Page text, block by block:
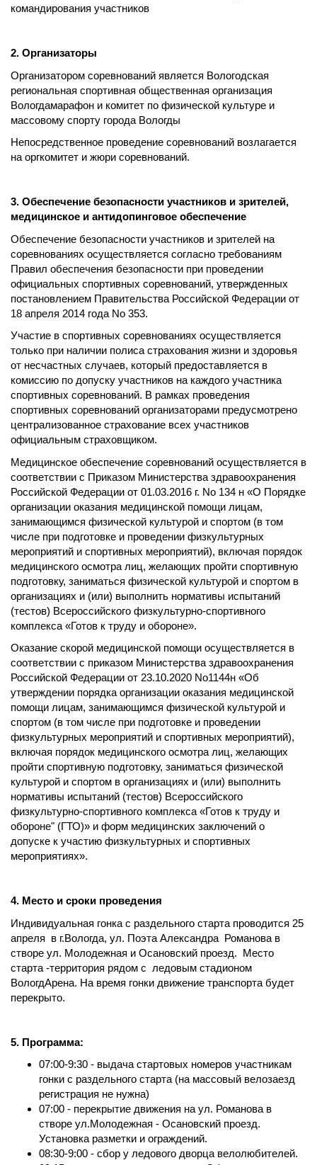
командирования участников
2. Организаторы
Организатором соревнований является Вологодская
региональная спортивная общественная организация
Вологдамарафон и комитет по физической культуре и
массовому спорту города Вологды
Непосредственное проведение соревнований возлагается
на оргкомитет и жюри соревнований.
3. Обеспечение безопасности участников и зрителей,
медицинское и антидопинговое обеспечение
Обеспечение безопасности участников и зрителей на
соревнованиях осуществляется согласно требованиям
Правил обеспечения безопасности при проведении
официальных спортивных соревнований, утвержденных
постановлением Правительства Российской Федерации от
18 апреля 2014 года No 353.
Участие в спортивных соревнованиях осуществляется
только при наличии полиса страхования жизни и здоровья
от несчастных случаев, который предоставляется в
комиссию по допуску участников на каждого участника
спортивных соревнований. В рамках проведения
спортивных соревнований организаторами предусмотрено
централизованное страхование всех участников
официальным страховщиком.
Медицинское обеспечение соревнований осуществляется в
соответствии с Приказом Министерства здравоохранения
Российской Федерации от 01.03.2016 г. No 134 н «О Порядке
организации оказания медицинской помощи лицам,
занимающимся физической культурой и спортом (в том
числе при подготовке и проведении физкультурных
мероприятий и спортивных мероприятий), включая порядок
медицинского осмотра лиц, желающих пройти спортивную
подготовку, заниматься физической культурой и спортом в
организациях и (или) выполнить нормативы испытаний
(тестов) Всероссийского физкультурно-спортивного
комплекса «Готов к труду и обороне».
Оказание скорой медицинской помощи осуществляется в
соответствии с приказом Министерства здравоохранения
Российской Федерации от 23.10.2020 No1144н «Об
утверждении порядка организации оказания медицинской
помощи лицам, занимающимся физической культурой и
спортом (в том числе при подготовке и проведении
физкультурных мероприятий и спортивных мероприятий),
включая порядок медицинского осмотра лиц, желающих
пройти спортивную подготовку, заниматься физической
культурой и спортом в организациях и (или) выполнить
нормативы испытаний (тестов) Всероссийского
физкультурно-спортивного комплекса «Готов к труду и
обороне" (ГТО)» и форм медицинских заключений о
допуске к участию физкультурных и спортивных
мероприятиях».
4. Место и сроки проведения
Индивидуальная гонка с раздельного старта проводится 25
апреля в г.Вологда, ул. Поэта Александра Романова в
створе ул. Молодежная и Осановский проезд. Место
старта -территория рядом с ледовым стадионом
ВологдАрена. На время гонки движение транспорта будет
перекрыто.
5. Программа:
07:00-9:30 - выдача стартовых номеров участникам
гонки с раздельного старта (на массовый велозаезд
регистрация не нужна)
07:00 - перекрытие движения на ул. Романова в
створе ул.Молодежная - Осановский проезд.
Установка разметки и ограждений.
08:30-9:00 - сбор у ледового дворца велолюбителей.